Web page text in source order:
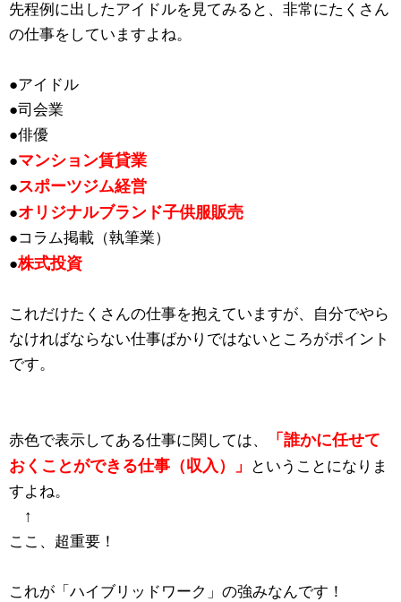
先程例に出したアイドルを見てみると、非常にたくさん
の仕事をしていますよね。
●アイドル
●司会業
●俳優
●マンション賃貸業
●スポーツジム経営
●オリジナルブランド子供服販売
●コラム掲載（執筆業）
●株式投資
これだけたくさんの仕事を抱えていますが、自分でやら
なければならない仕事ばかりではないところがポイント
です。
赤色で表示してある仕事に関しては、
「誰かに任せて
おくことができる仕事（収入）」
ということになりま
すよね。
↑
ここ、超重要！
これが「ハイブリッドワーク」の強みなんです！